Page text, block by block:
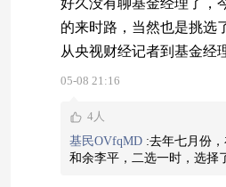
好久没有聊基金经理了，
的来时路，当然也是挑选
从央视财经记者到基金经
央视财经频道，是我们最
间的基金经理余李平，曾
者。 不当记者后，从卖
05-08 21:16
4人
基民OVfqMD :去年七月份
和余李平，二选一时，选择